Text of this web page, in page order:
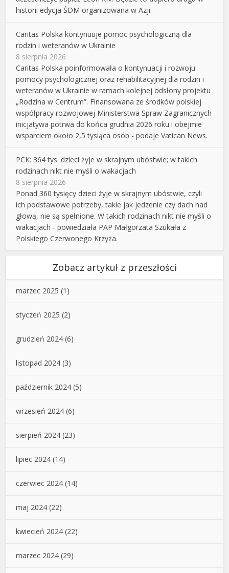
historii edycja ŚDM organizowana w Azji.
Caritas Polska kontynuuje pomoc psychologiczną dla
rodzin i weteranów w Ukrainie
8 sierpnia 2026
Caritas Polska poinformowała o kontynuacji i rozwoju
pomocy psychologicznej oraz rehabilitacyjnej dla rodzin i
weteranów w Ukrainie w ramach kolejnej odsłony projektu
„Rodzina w Centrum”. Finansowana ze środków polskiej
współpracy rozwojowej Ministerstwa Spraw Zagranicznych
inicjatywa potrwa do końca grudnia 2026 roku i obejmie
wsparciem około 2,5 tysiąca osób - podaje Vatican News.
PCK: 364 tys. dzieci żyje w skrajnym ubóstwie; w takich
rodzinach nikt nie myśli o wakacjach
8 sierpnia 2026
Ponad 360 tysięcy dzieci żyje w skrajnym ubóstwie, czyli
ich podstawowe potrzeby, takie jak jedzenie czy dach nad
głową, nie są spełnione. W takich rodzinach nikt nie myśli o
wakacjach - powiedziała PAP Małgorzata Szukała z
Polskiego Czerwonego Krzyża.
Zobacz artykuł z przeszłości
marzec 2025 (1)
styczeń 2025 (2)
grudzień 2024 (6)
listopad 2024 (3)
październik 2024 (5)
wrzesień 2024 (6)
sierpień 2024 (23)
lipiec 2024 (14)
czerwiec 2024 (14)
maj 2024 (22)
kwiecień 2024 (22)
marzec 2024 (29)